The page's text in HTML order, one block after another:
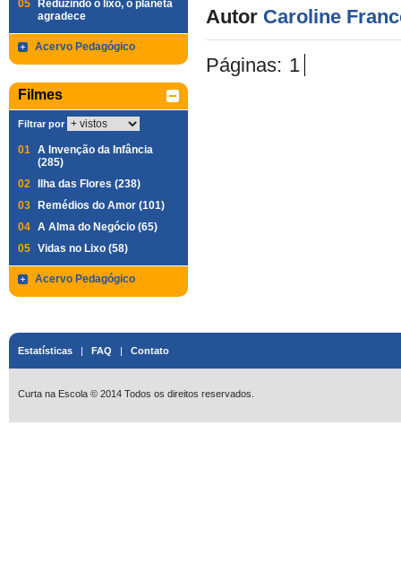
05
Reduzindo o lixo, o planeta
agradece
Acervo Pedagógico
Filmes
Filtrar por
01 A Invenção da Infância
(285)
02
Ilha das Flores (238)
03
Remédios do Amor (101)
04 A Alma do Negócio (65)
05 Vidas no Lixo (58)
Acervo Pedagógico
Autor Caroline
Páginas: 1
Estatísticas | FAQ | Contato
Curta na Escola © 2014 Todos os direitos reservados.